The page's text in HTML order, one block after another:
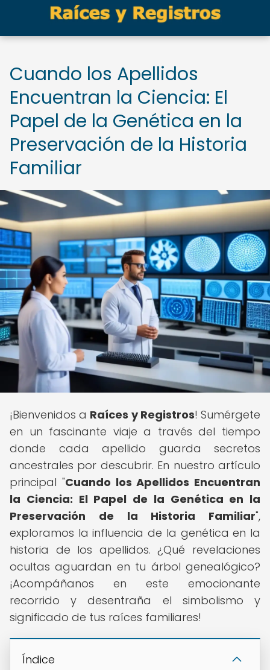
Cuando los Apellidos
Encuentran la Ciencia: El
Papel de la Genética en la
Preservación de la Historia
Familiar
¡Bienvenidos a Raíces y Registros! Sumérgete
en un fascinante viaje a través del tiempo
donde cada apellido guarda secretos
ancestrales por descubrir. En nuestro artículo
principal "Cuando los Apellidos Encuentran
la Ciencia: El Papel de la Genética en la
Preservación de la Historia Familiar",
exploramos la influencia de la genética en la
historia de los apellidos. ¿Qué revelaciones
ocultas aguardan en tu árbol genealógico?
¡Acompáñanos en este emocionante
recorrido y desentraña el simbolismo y
significado de tus raíces familiares!
Índice